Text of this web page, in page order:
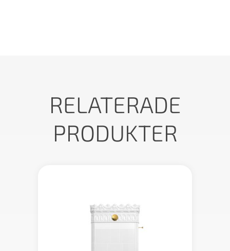
RELATERADE
PRODUKTER